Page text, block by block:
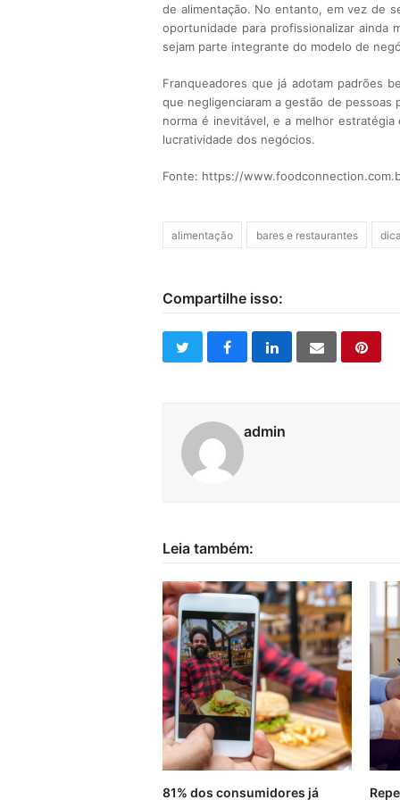
de alimentação. No entanto, em vez de
oportunidade para profissionalizar ainda
sejam parte integrante do modelo de
Franqueadores que já adotam padrões
que negligenciaram a gestão de
norma é inevitável, e a melhor
lucratividade dos negócios.
Fonte: https://
alimentação bares e restaurantes
Compartilhe isso:
twitterfacebooklinkedinemail
admin
Leia também:
81% dos consumidores já